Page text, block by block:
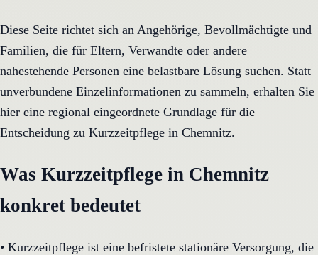
Diese Seite richtet sich an Angehörige, Bevollmächtigte und
Familien, die für Eltern, Verwandte oder andere
nahestehende Personen eine belastbare Lösung suchen. Statt
unverbundene Einzelinformationen zu sammeln, erhalten Sie
hier eine regional eingeordnete Grundlage für die
Entscheidung zu Kurzzeitpflege in Chemnitz.
Was Kurzzeitpflege in Chemnitz
konkret bedeutet
• Kurzzeitpflege ist eine befristete stationäre Versorgung, die